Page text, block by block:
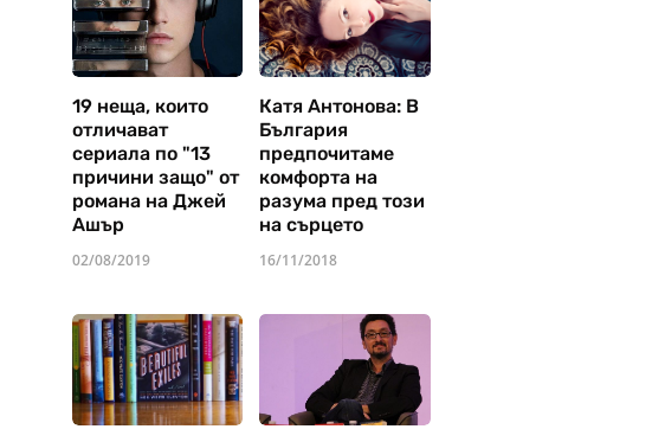
19 неща, които
отличават
сериала по "13
причини защо" от
романа на Джей
Ашър
02/08/2019
Катя Антонова: В
България
предпочитаме
комфорта на
разума пред този
на сърцето
16/11/2018